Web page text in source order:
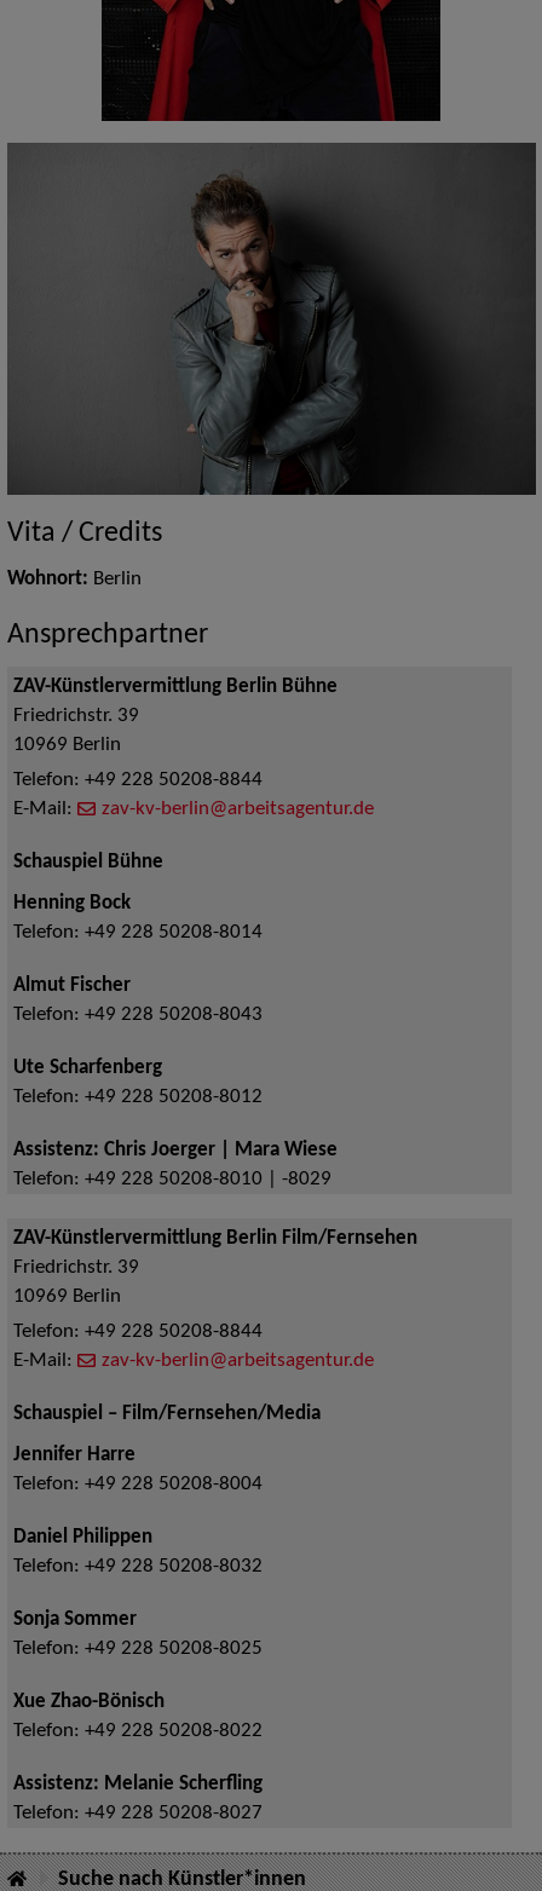
Vita / Credits
Wohnort: Berlin
Ansprechpartner
ZAV-Künstlervermittlung Berlin Bühne
Friedrichstr. 39
10969 Berlin
Telefon: +49 228 50208-8844
E-Mail:
zav-kv-berlin@arbeitsagentur.de
Schauspiel Bühne
Henning Bock
Telefon: +49 228 50208-8014
Almut Fischer
Telefon: +49 228 50208-8043
Ute Scharfenberg
Telefon: +49 228 50208-8012
Assistenz: Chris Joerger | Mara Wiese
Telefon: +49 228 50208-8010 | -8029
ZAV-Künstlervermittlung Berlin Film/Fernsehen
Friedrichstr. 39
10969 Berlin
Telefon: +49 228 50208-8844
E-Mail:
zav-kv-berlin@arbeitsagentur.de
Schauspiel – Film/Fernsehen/Media
Jennifer Harre
Telefon: +49 228 50208-8004
Daniel Philippen
Telefon: +49 228 50208-8032
Sonja Sommer
Telefon: +49 228 50208-8025
Xue Zhao-Bönisch
Telefon: +49 228 50208-8022
Assistenz: Melanie Scherfling
Telefon: +49 228 50208-8027
Suche nach Künstler*innen